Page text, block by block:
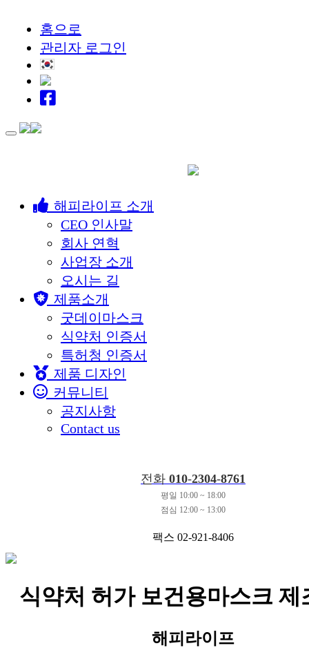
홈으로
관리자 로그인
Toggle
해피라이프 소개
CEO 인사말
회사 연혁
사업장 소개
오시는 길
제품소개
굿데이마스크
식약처 인증서
특허청 인증서
제품 디자인
커뮤니티
공지사항
Contact us
전화 010-2304-8761
평일 10:00 ~ 18:00
점심 12:00 ~ 13:00
팩스 02-921-8406
식약처 허가 보건용마스크 제
해피라이프